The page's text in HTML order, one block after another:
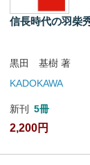
信長時代の羽柴
黒田 基樹 著
KADOKAWA
新刊 5冊
2,200円